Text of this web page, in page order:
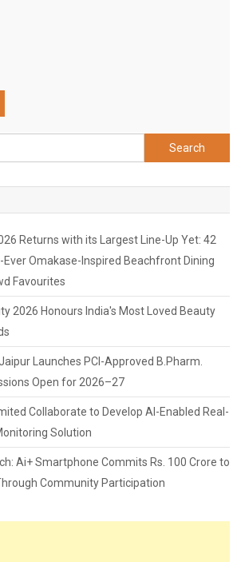
Search
for:
Returns with its Largest Line-Up Yet: 42
Ever Omakase-Inspired Beachfront Dining
Favourites
2026 Honours India's Most Loved Beauty
Launches PCI-Approved B.Pharm.
Open for 2026–27
Collaborate to Develop AI-Enabled Real-
Solution
Ai+ Smartphone Commits Rs. 100 Crore to
Community Participation